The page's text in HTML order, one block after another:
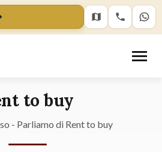
to buy
- Parliamo di Rent to buy